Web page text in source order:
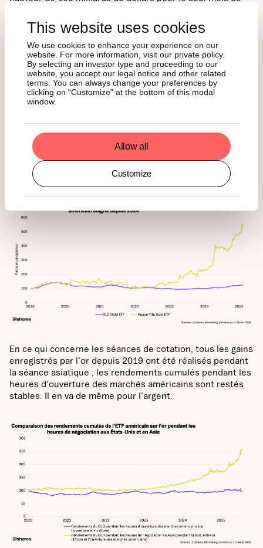
This website uses cookies
We use cookies to enhance your experience on our
website. For more information, visit our private policy.
By selecting an investor type and proceeding to our
website, you accept our legal notice and other related
terms. You can always change your preferences by
clicking on “Customize” at the bottom of this modal
window.
Allow all
Customize
système bancaire chinois semble alimenter la demande
en métaux précieux.
Pour se faire une idée de l'ampleur de cette demande, on
peut comparer les flux des ETF sur l'or aux États-Unis et
en Chine, et analyser l'évolution des cours tout au long
des séances de bourse.
parts en circulation du GLD (le plus grand ETF sur l'or coté
aux États-Unis) se situe à des niveaux similaires à ceux de
2020, tandis que celui du plus grand ETF sur l'or coté en
Chine a quintuplé.
En ce qui concerne les séances de cotation, tous les gains
enregistrés par l'or depuis 2019 ont été réalisés pendant
la séance asiatique ; les rendements cumulés pendant les
heures d'ouverture des marchés américains sont restés
stables. Il en va de même pour l'argent.